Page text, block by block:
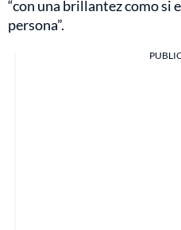
“con una brillantez como si
persona”.